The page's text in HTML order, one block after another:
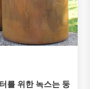
를 위한 녹스는 둥